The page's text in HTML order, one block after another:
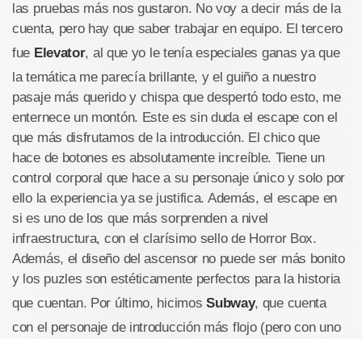
las pruebas más nos gustaron. No voy a decir más de la
cuenta, pero hay que saber trabajar en equipo. El tercero
fue Elevator, al que yo le tenía especiales ganas ya que
la temática me parecía brillante, y el guiño a nuestro
pasaje más querido y chispa que despertó todo esto, me
enternece un montón. Este es sin duda el escape con el
que más disfrutamos de la introducción. El chico que
hace de botones es absolutamente increíble. Tiene un
control corporal que hace a su personaje único y solo por
ello la experiencia ya se justifica. Además, el escape en
si es uno de los que más sorprenden a nivel
infraestructura, con el clarísimo sello de Horror Box.
Además, el diseño del ascensor no puede ser más bonito
y los puzles son estéticamente perfectos para la historia
que cuentan. Por último, hicimosSubway, que cuenta
con el personaje de introducción más flojo (pero con uno